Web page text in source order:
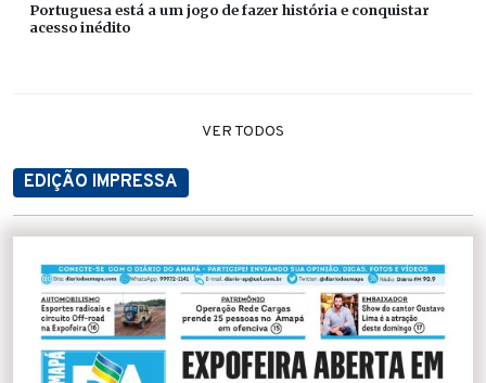
Portuguesa está a um jogo de fazer história e conquistar
acesso inédito
VER TODOS
EDIÇÃO IMPRESSA